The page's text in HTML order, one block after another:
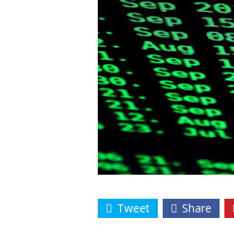
Tweet Share